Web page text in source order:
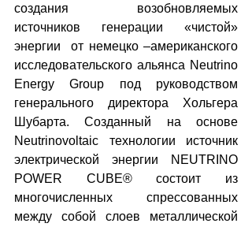
создания возобновляемых
источников генерации «чистой»
энергии  от немецко –американского
исследовательского альянса Neutrino
Energy Group под руководством
генерального директора Хольгера
Шубарта. Созданный на основе
Neutrinovoltaic технологии источник
электрической энергии NEUTRINO
POWER CUBE® состоит из
многочисленных спрессованных
между собой слоев металлической